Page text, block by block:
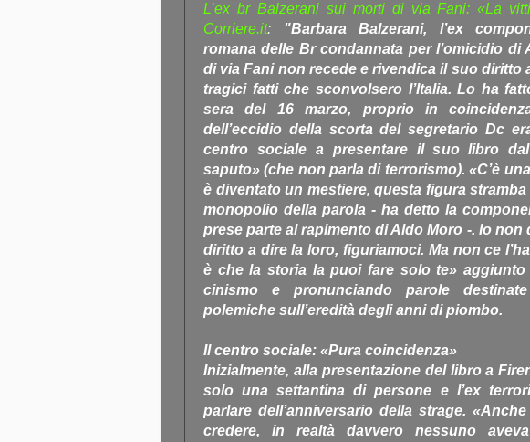
L’ex br Balzerani sui morti di via Fani: «La
Corriere.it: "Barbara Balzerani, l’ex
romana delle Br condannata per l’omicidio di
di via Fani non recede e rivendica il suo diritto
tragici fatti che sconvolsero l’Italia. Lo ha
sera del 16 marzo, proprio in
dell’eccidio della scorta del segretario Dc
centro sociale a presentare il suo libro
saputo» (che non parla di terrorismo). «C’è
è diventato un mestiere, questa figura
monopolio della parola - ha detto la
prese parte al rapimento di Aldo Moro -. Io
diritto a dire la loro, figuriamoci. Ma non ce
è che la storia la puoi fare solo te» aggiunto
cinismo e pronunciando parole
polemiche sull’eredità degli anni di piombo.
Il centro sociale: «Pura coincidenza»
Inizialmente, alla presentazione del libro a
solo una settantina di persone e l’ex
parlare dell’anniversario della strage.
credere, in realtà davvero nessuno